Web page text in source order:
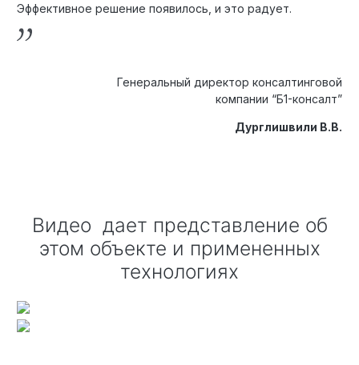
Эффективное решение появилось, и это радует.
Генеральный директор консалтинговой
компании “Б1-консалт”
Дурглишвили В.В.
Видео дает представление об
этом объекте и примененных
технологиях